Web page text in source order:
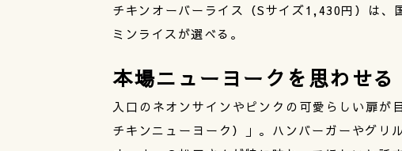
チキンオーバーライス（Sサイズ1,430円）は、
ミンライスが選べる。
本場ニューヨークを思わせ
入口のネオンサインやピンクの可愛らしい扉
チキンニューヨーク）」。ハンバーガーやグリ